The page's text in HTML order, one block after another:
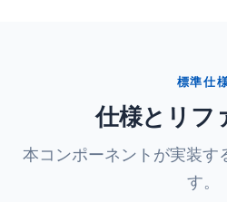
標準仕
仕様とリフ
本コンポーネントが実装す
す。